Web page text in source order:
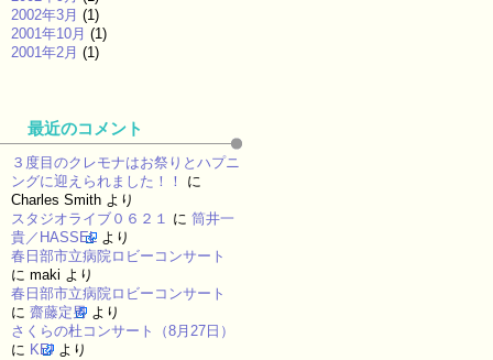
2002年3月 (1)
2001年10月 (1)
2001年2月 (1)
最近のコメント
３度目のクレモナはお祭りとハプニ
ングに迎えられました！！
に
Charles Smith より
スタジオライブ０６２１ に 筒井一
貴／HASSEL より
春日部市立病院ロビーコンサート
に maki より
春日部市立病院ロビーコンサート
に 齋藤定男 より
さくらの杜コンサート（8月27日）
に KEI より